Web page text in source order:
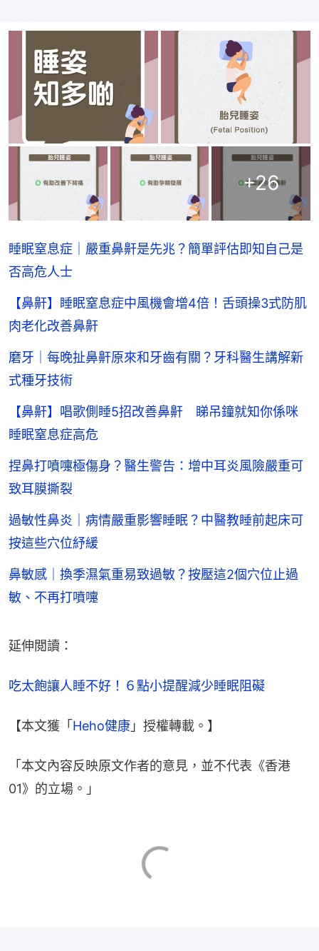
+26
睡眠窒息症｜嚴重鼻鼾是先兆？簡單評估即知自己是
否高危人士
【鼻鼾】睡眠窒息症中風機會增4倍！舌頭操3式防肌
肉老化改善鼻鼾
磨牙｜每晚扯鼻鼾原來和牙齒有關？牙科醫生講解新
式種牙技術
【鼻鼾】唱歌側睡5招改善鼻鼾 睇吊鐘就知你係咪
睡眠窒息症高危
捏鼻打噴嚏極傷身？醫生警告：增中耳炎風險嚴重可
致耳膜撕裂
過敏性鼻炎｜病情嚴重影響睡眠？中醫教睡前起床可
按這些穴位紓緩
鼻敏感｜換季濕氣重易致過敏？按壓這2個穴位止過
敏、不再打噴嚏
延伸閲讀：
吃太飽讓人睡不好！６點小提醒減少睡眠阻礙
【本文獲「Heho健康 」授權轉載。】
「本文內容反映原文作者的意見，並不代表《香港
01》的立場。」